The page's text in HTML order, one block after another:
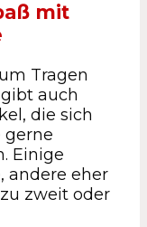
mit
Tragen
auch
die sich
gerne
Einige
andere eher
zweit oder